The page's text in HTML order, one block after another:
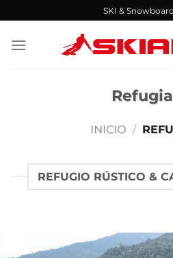
al
contenido
SKI &
INICIO /
REFUGIO RÚSTICO &